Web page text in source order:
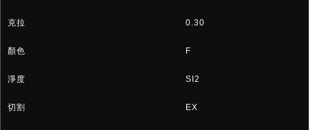
0.30
F
SI2
EX